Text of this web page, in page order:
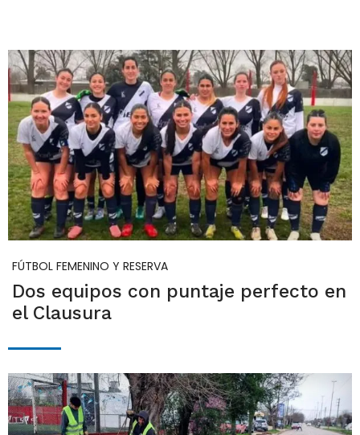
FÚTBOL FEMENINO Y RESERVA
Dos equipos con puntaje perfecto en
el Clausura